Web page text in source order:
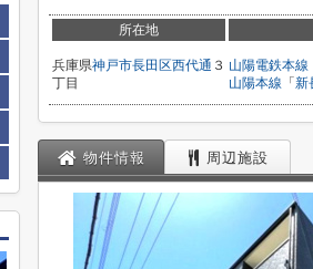
所在地
兵庫県神戸市長田区西代通 ３
丁目
山陽電鉄本線
山陽本線 「 新
物件情報 周辺施設